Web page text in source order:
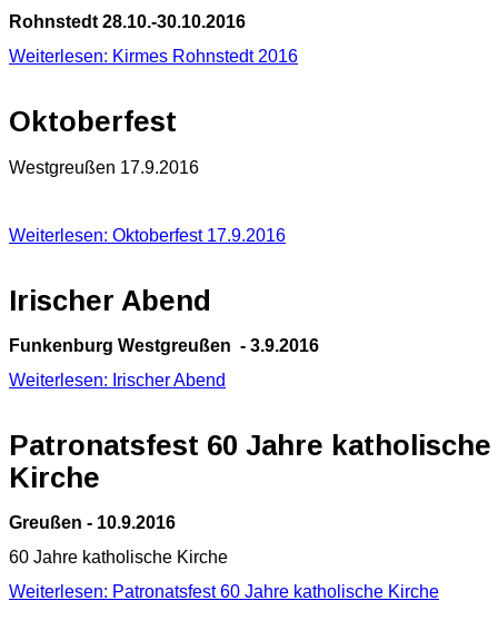
Rohnstedt 28.10.-30.10.2016
Weiterlesen: Kirmes Rohnstedt 2016
Oktoberfest
Westgreußen 17.9.2016
Weiterlesen: Oktoberfest 17.9.2016
Irischer Abend
Funkenburg Westgreußen - 3.9.2016
Weiterlesen: Irischer Abend
Patronatsfest 60 Jahre katholische
Kirche
Greußen - 10.9.2016
60 Jahre katholische Kirche
Weiterlesen: Patronatsfest 60 Jahre katholische Kirche